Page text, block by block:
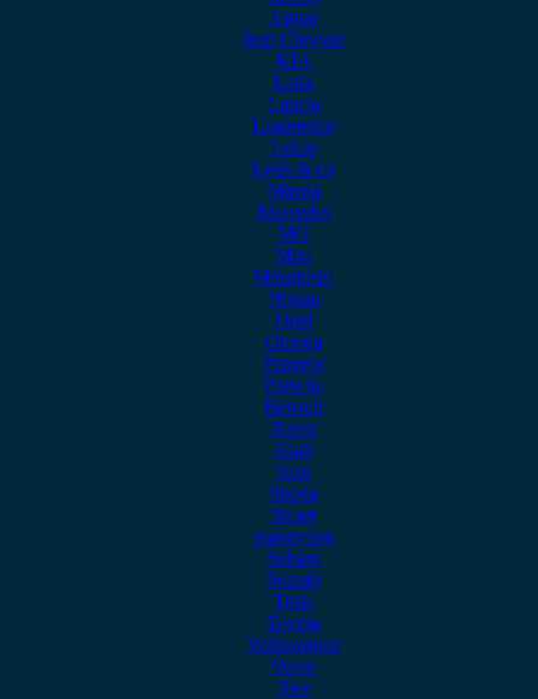
Jaguar
Jeep Chrysler
KIA
Lada
Lancia
Leapmotor
Lexus
Lynk & co
Mazda
Mercedes
MG
Mini
Mitsubishi
Nissan
Opel
Omoda
Peugeot
Porsche
Renault
Rover
Saab
Seat
Skoda
Smart
ssangyong
Subaru
Suzuki
Tesla
Toyota
Volkswagen
Volvo
Xev